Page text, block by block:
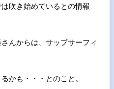
吹き始めているとの情報
んからは、サップサーフィ
かも・・・とのこと。